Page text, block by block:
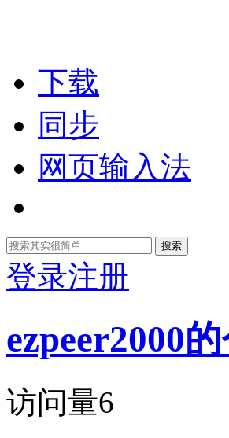
下载
同步
网页输入法
搜索
登录注册
ezpeer2000
访问量6